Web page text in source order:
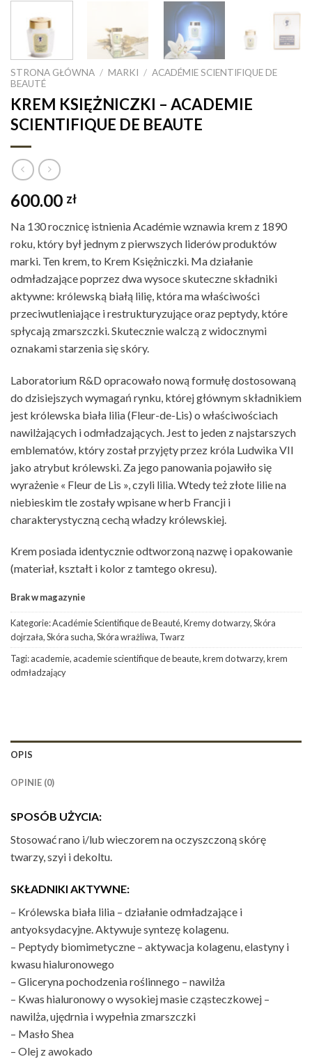
STRONA GŁÓWNA / MARKI / ACADÉMIE SCIENTIFIQUE DE
BEAUTÉ
KREM KSIĘŻNICZKI – ACADEMIE
SCIENTIFIQUE DE BEAUTE
600.00 zł
Na 130 rocznicę istnienia Académie wznawia krem z 1890
roku, który był jednym z pierwszych liderów produktów
marki. Ten krem, to Krem Księżniczki. Ma działanie
odmładzające poprzez dwa wysoce skuteczne składniki
aktywne: królewską białą lilię, która ma właściwości
przeciwutleniające i restrukturyzujące oraz peptydy, które
spłycają zmarszczki. Skutecznie walczą z widocznymi
oznakami starzenia się skóry.
Laboratorium R&D opracowało nową formułę dostosowaną
do dzisiejszych wymagań rynku, której głównym składnikiem
jest królewska biała lilia (Fleur-de-Lis) o właściwościach
nawilżających i odmładzających. Jest to jeden z najstarszych
emblematów, który został przyjęty przez króla Ludwika VII
jako atrybut królewski. Za jego panowania pojawiło się
wyrażenie « Fleur de Lis », czyli lilia. Wtedy też złote lilie na
niebieskim tle zostały wpisane w herb Francji i
charakterystyczną cechą władzy królewskiej.
Krem posiada identycznie odtworzoną nazwę i opakowanie
(materiał, kształt i kolor z tamtego okresu).
Brak w magazynie
Kategorie:Académie Scientifique de Beauté,Kremy do twarzy,Skóra
dojrzała,Skóra sucha,Skóra wrażliwa, Twarz
Tagi:academie, academie scientifique de beaute,krem do twarzy,krem
odmładzający
OPIS
OPINIE (0)
SPOSÓB UŻYCIA:
Stosować rano i/lub wieczorem na oczyszczoną skórę
twarzy, szyi i dekoltu.
SKŁADNIKI AKTYWNE:
– Królewska biała lilia – działanie odmładzające i
antyoksydacyjne. Aktywuje syntezę kolagenu.
– Peptydy biomimetyczne – aktywacja kolagenu, elastyny i
kwasu hialuronowego
– Gliceryna pochodzenia roślinnego – nawilża
– Kwas hialuronowy o wysokiej masie cząsteczkowej –
nawilża, ujędrnia i wypełnia zmarszczki
– Masło Shea
– Olej z awokado